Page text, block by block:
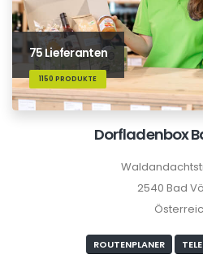
75 Lieferanten
1150 PRODUKTE
Dorfladenbox
2540 Bad
ROUTENPLANER